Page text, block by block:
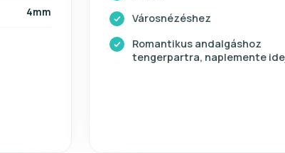
4mm
Városnézéshez
Romantikus andalgáshoz
tengerpartra, naplemente